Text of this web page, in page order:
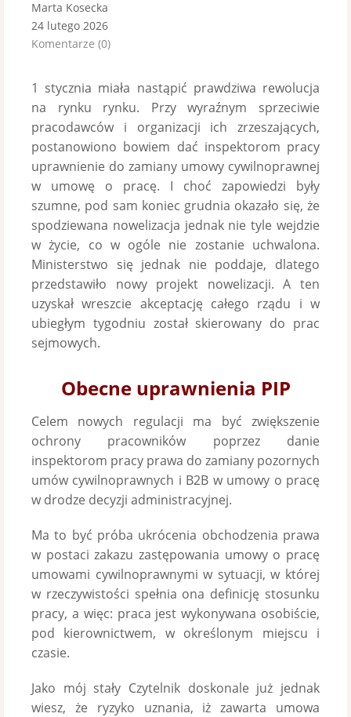
Marta Kosecka
24 lutego 2026
Komentarze (0)
1 stycznia miała nastąpić prawdziwa rewolucja
na rynku rynku. Przy wyraźnym sprzeciwie
pracodawców i organizacji ich zrzeszających,
postanowiono bowiem dać inspektorom pracy
uprawnienie do zamiany umowy cywilnoprawnej
w umowę o pracę. I choć zapowiedzi były
szumne, pod sam koniec grudnia okazało się, że
spodziewana nowelizacja jednak nie tyle wejdzie
w życie, co w ogóle nie zostanie uchwalona.
Ministerstwo się jednak nie poddaje, dlatego
przedstawiło nowy projekt nowelizacji. A ten
uzyskał wreszcie akceptację całego rządu i w
ubiegłym tygodniu został skierowany do prac
sejmowych.
Obecne uprawnienia PIP
Celem nowych regulacji ma być zwiększenie
ochrony pracowników poprzez danie
inspektorom pracy prawa do zamiany pozornych
umów cywilnoprawnych i B2B w umowy o pracę
w drodze decyzji administracyjnej.
Ma to być próba ukrócenia obchodzenia prawa
w postaci zakazu zastępowania umowy o pracę
umowami cywilnoprawnymi w sytuacji, w której
w rzeczywistości spełnia ona definicję stosunku
pracy, a więc: praca jest wykonywana osobiście,
pod kierownictwem, w określonym miejscu i
czasie.
Jako mój stały Czytelnik doskonale już jednak
wiesz, że ryzyko uznania, iż zawarta umowa